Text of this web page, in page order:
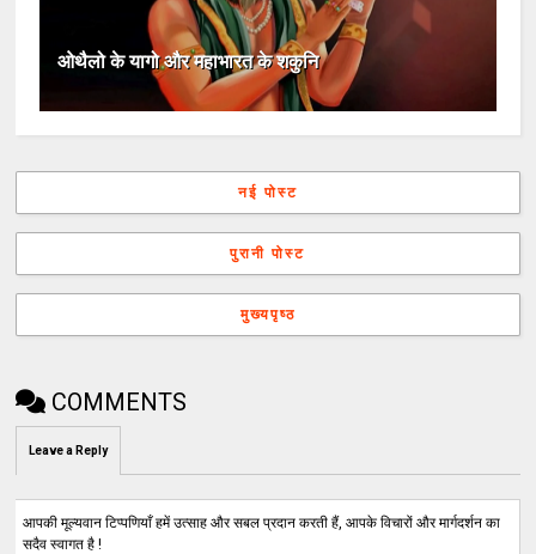
ओथैलो के यागो और महाभारत के शकुनि
नई पोस्ट
पुरानी पोस्ट
मुख्यपृष्ठ
COMMENTS
Leave a Reply
आपकी मूल्यवान टिप्पणियाँ हमें उत्साह और सबल प्रदान करती हैं, आपके विचारों और मार्गदर्शन का
सदैव स्वागत है !